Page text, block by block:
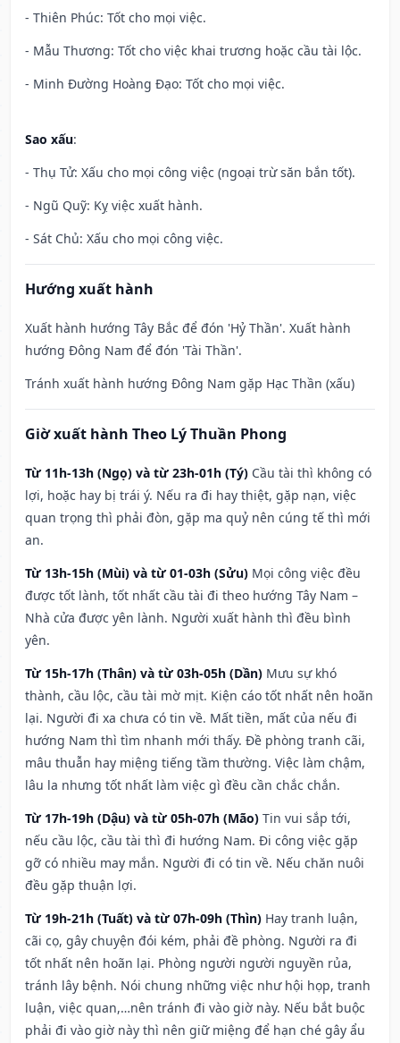
- Thiên Phúc: Tốt cho mọi việc.
- Mẫu Thương: Tốt cho việc khai trương hoặc cầu tài lộc.
- Minh Đường Hoàng Đạo: Tốt cho mọi việc.
Sao xấu:
- Thụ Tử: Xấu cho mọi công việc (ngoại trừ săn bắn tốt).
- Ngũ Quỹ: Kỵ việc xuất hành.
- Sát Chủ: Xấu cho mọi công việc.
Hướng xuất hành
Xuất hành hướng Tây Bắc để đón 'Hỷ Thần'. Xuất hành
hướng Đông Nam để đón 'Tài Thần'.
Tránh xuất hành hướng Đông Nam gặp Hạc Thần (xấu)
Giờ xuất hành Theo Lý Thuần Phong
Từ 11h-13h (Ngọ) và từ 23h-01h (Tý) Cầu tài thì không có
lợi, hoặc hay bị trái ý. Nếu ra đi hay thiệt, gặp nạn, việc
quan trọng thì phải đòn, gặp ma quỷ nên cúng tế thì mới
an.
Từ 13h-15h (Mùi) và từ 01-03h (Sửu) Mọi công việc đều
được tốt lành, tốt nhất cầu tài đi theo hướng Tây Nam –
Nhà cửa được yên lành. Người xuất hành thì đều bình
yên.
Từ 15h-17h (Thân) và từ 03h-05h (Dần) Mưu sự khó
thành, cầu lộc, cầu tài mờ mịt. Kiện cáo tốt nhất nên hoãn
lại. Người đi xa chưa có tin về. Mất tiền, mất của nếu đi
hướng Nam thì tìm nhanh mới thấy. Đề phòng tranh cãi,
mâu thuẫn hay miệng tiếng tầm thường. Việc làm chậm,
lâu la nhưng tốt nhất làm việc gì đều cần chắc chắn.
Từ 17h-19h (Dậu) và từ 05h-07h (Mão) Tin vui sắp tới,
nếu cầu lộc, cầu tài thì đi hướng Nam. Đi công việc gặp
gỡ có nhiều may mắn. Người đi có tin về. Nếu chăn nuôi
đều gặp thuận lợi.
Từ 19h-21h (Tuất) và từ 07h-09h (Thìn) Hay tranh luận,
cãi cọ, gây chuyện đói kém, phải đề phòng. Người ra đi
tốt nhất nên hoãn lại. Phòng người người nguyền rủa,
tránh lây bệnh. Nói chung những việc như hội họp, tranh
luận, việc quan,…nên tránh đi vào giờ này. Nếu bắt buộc
phải đi vào giờ này thì nên giữ miệng để hạn ché gây ẩu